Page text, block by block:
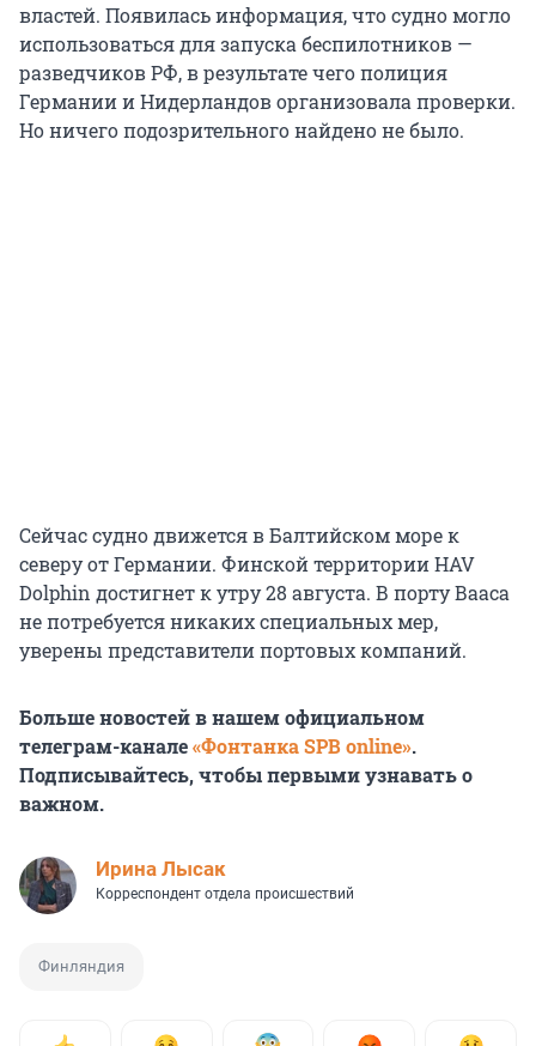
властей. Появилась информация, что судно могло
использоваться для запуска беспилотников —
разведчиков РФ, в результате чего полиция
Германии и Нидерландов организовала проверки.
Но ничего подозрительного найдено не было.
Сейчас судно движется в Балтийском море к
северу от Германии. Финской территории HAV
Dolphin достигнет к утру 28 августа. В порту Вааса
не потребуется никаких специальных мер,
уверены представители портовых компаний.
Больше новостей в нашем официальном
телеграм-канале«Фонтанка SPB online».
Подписывайтесь, чтобы первыми узнавать о
важном.
Ирина Лысак
Корреспондент отдела происшествий
Финляндия